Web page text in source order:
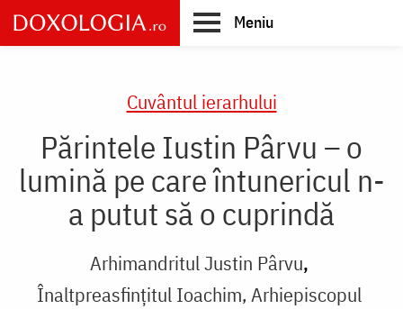
Skip
to
main
Meniu
Cuvântul ierarhului
Părintele Iustin Pârvu – o
lumină pe care întunericul n-
a putut să o cuprindă
Arhimandritul Justin Pârvu
Înaltpreasfințitul Ioachim, Arhiepiscopul